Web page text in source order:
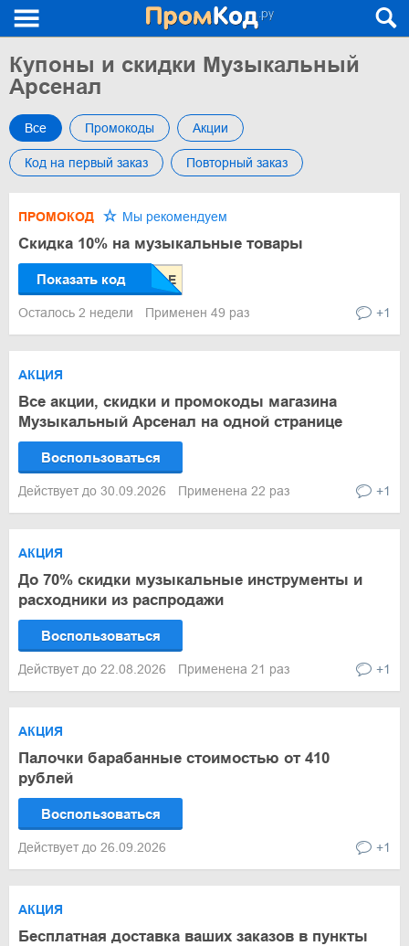
Купоны и скидки Музыкальный
Арсенал
Все Промокоды Акции
Код на первый заказ Повторный заказ
ПРОМОКОД Мы рекомендуем
Скидка 10% на музыкальные товары
Показать код
Осталось 2 недели Применен 49 раз +1
АКЦИЯ
Все акции, скидки и промокоды магазина
Музыкальный Арсенал на одной странице
Воспользоваться
Действует до 30.09.2026 Применена 22 раз +1
АКЦИЯ
До 70% скидки музыкальные инструменты и
расходники из распродажи
Воспользоваться
Действует до 22.08.2026 Применена 21 раз +1
АКЦИЯ
Палочки барабанные стоимостью от 410
рублей
Воспользоваться
Действует до 26.09.2026 +1
АКЦИЯ
Бесплатная доставка ваших заказов в пункты